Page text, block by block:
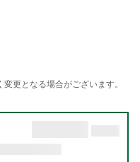
更となる場合がございます。